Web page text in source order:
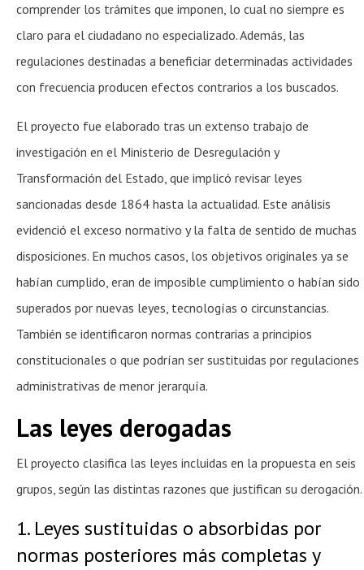
comprender los trámites que imponen, lo cual no siempre es
claro para el ciudadano no especializado. Además, las
regulaciones destinadas a beneficiar determinadas actividades
con frecuencia producen efectos contrarios a los buscados.
El proyecto fue elaborado tras un extenso trabajo de
investigación en el Ministerio de Desregulación y
Transformación del Estado, que implicó revisar leyes
sancionadas desde 1864 hasta la actualidad. Este análisis
evidenció el exceso normativo y la falta de sentido de muchas
disposiciones. En muchos casos, los objetivos originales ya se
habían cumplido, eran de imposible cumplimiento o habían sido
superados por nuevas leyes, tecnologías o circunstancias.
También se identificaron normas contrarias a principios
constitucionales o que podrían ser sustituidas por regulaciones
administrativas de menor jerarquía.
Las leyes derogadas
El proyecto clasifica las leyes incluidas en la propuesta en seis
grupos, según las distintas razones que justifican su derogación.
1. Leyes sustituidas o absorbidas por
normas posteriores más completas y